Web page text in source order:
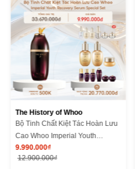
The History of Whoo
Bộ Tinh Chất Kiệt Tác Hoàn Lưu
Cao Whoo Imperial Youth
Recovery Serum Special Set
9.990.000₫
12.900.000₫